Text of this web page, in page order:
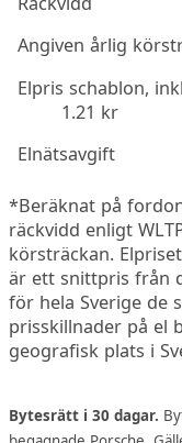
Angiven årlig
Elpris schablon,
1.21 kr
Elnätsavgift
*Beräknat på
räckvidd enligt
körsträckan.
är ett snittpris från
för hela Sverige de
prisskillnader på el
geografisk plats i
Bytesrätt i 30 dagar.